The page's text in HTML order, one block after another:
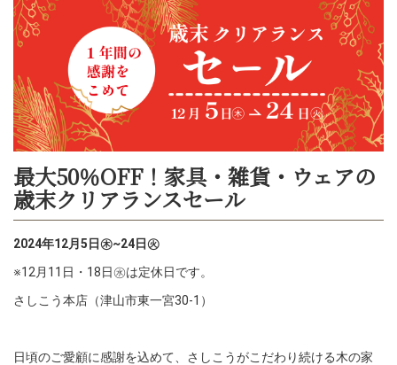
最大50％OFF！家具・雑貨・ウェアの
歳末クリアランスセール
2024年12月5日㊍~24日㊋
※12月11日・18日㊌は定休日です。
さしこう本店（津山市東一宮30-1）
日頃のご愛顧に感謝を込めて、さしこうがこだわり続ける木の家